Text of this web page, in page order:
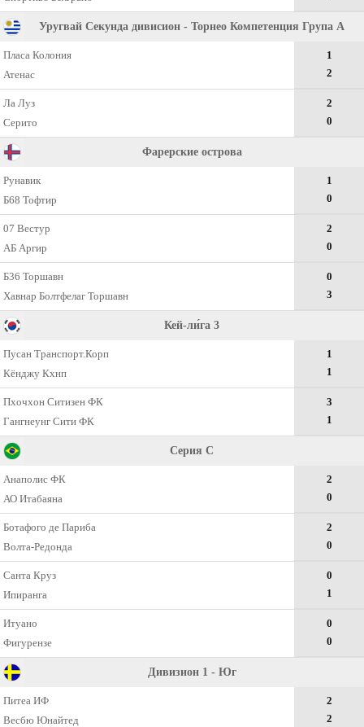
Уругвай Секунда дивисион - Торнео Компетенция Група А
Пласа Колония
Атенас
1
2
Ла Луз
Серито
2
0
Фарерские острова
Рунавик
Б68 Тофтир
1
0
07 Вестур
АБ Аргир
2
0
Б36 Торшавн
Хавнар Болтфелаг Торшавн
0
3
Кей-ли́га 3
Пусан Транспорт.Корп
Кёнджу Кхнп
1
1
Пхочхон Ситизен ФК
Гангнеунг Сити ФК
3
1
Серия C
Анаполис ФК
АО Итабаяна
2
0
Ботафого де Париба
Волта-Редонда
2
0
Санта Круз
Ипиранга
0
1
Итуано
Фигурензе
0
0
Дивизион 1 - Юг
Питеа ИФ
Весбю Юнайтед
2
2